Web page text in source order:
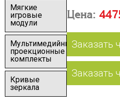
Мягкие
игровые
модули
Мультимедийные
проекционные
комплекты
Кривые
зеркала
Цена:
Заказать
Заказать